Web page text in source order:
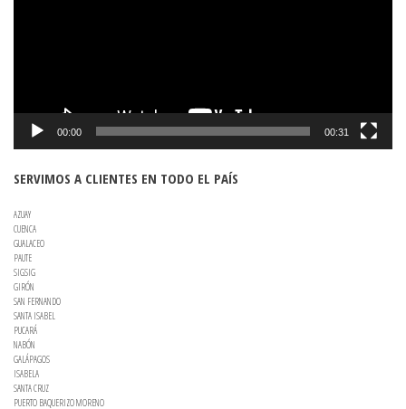
00:00 00:31
SERVIMOS A CLIENTES EN TODO EL PAÍS
AZUAY
CUENCA
GUALACEO
PAUTE
SIGSIG
GIRÓN
SAN FERNANDO
SANTA ISABEL
PUCARÁ
NABÓN
GALÁPAGOS
ISABELA
SANTA CRUZ
PUERTO BAQUERIZO MORENO